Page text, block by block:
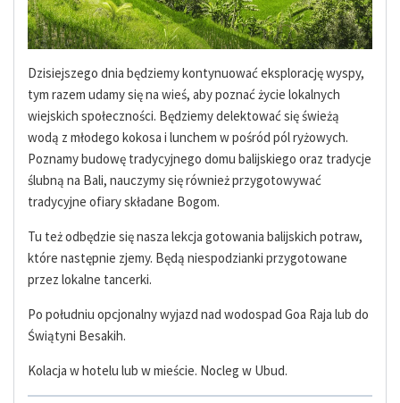
Dzisiejszego dnia będziemy kontynuować eksplorację wyspy,
tym razem udamy się na wieś, aby poznać życie lokalnych
wiejskich społeczności. Będziemy delektować się świeżą
wodą z młodego kokosa i lunchem w pośród pól ryżowych.
Poznamy budowę tradycyjnego domu balijskiego oraz tradycje
ślubną na Bali, nauczymy się również przygotowywać
tradycyjne ofiary składane Bogom.
Tu też odbędzie się nasza lekcja gotowania balijskich potraw,
które następnie zjemy. Będą niespodzianki przygotowane
przez lokalne tancerki.
Po południu opcjonalny wyjazd nad wodospad Goa Raja lub do
Świątyni Besakih.
Kolacja w hotelu lub w mieście. Nocleg w Ubud.